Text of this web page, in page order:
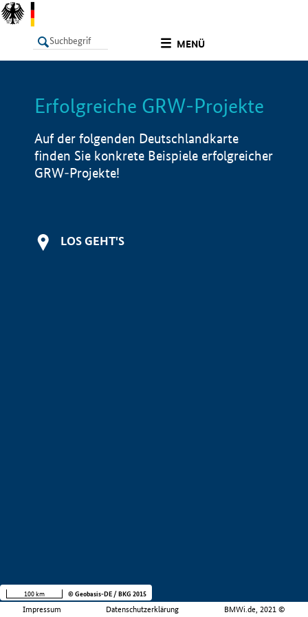
MENÜ
LISTE Info
Erfolgreiche GRW-Projekte
Auf der folgenden Deutschlandkarte
finden Sie konkrete Beispiele erfolgreicher
GRW-Projekte!
LOS GEHT'S
Impressum Datenschutzerklärung BMWi.de, 2021 ©
100 km © Geobasis-DE / BKG 2015